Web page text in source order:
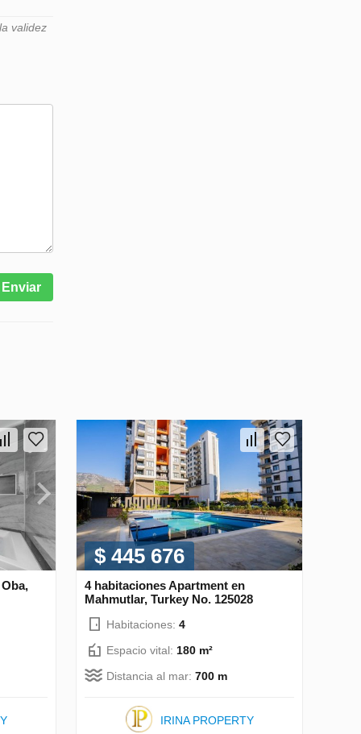
validez
Enviar
$ 445 676
4 habitaciones Apartment en
Mahmutlar, Turkey No. 125028
Habitaciones: 4
Espacio vital: 180 m²
Distancia al mar: 700 m
IRINA PROPERTY